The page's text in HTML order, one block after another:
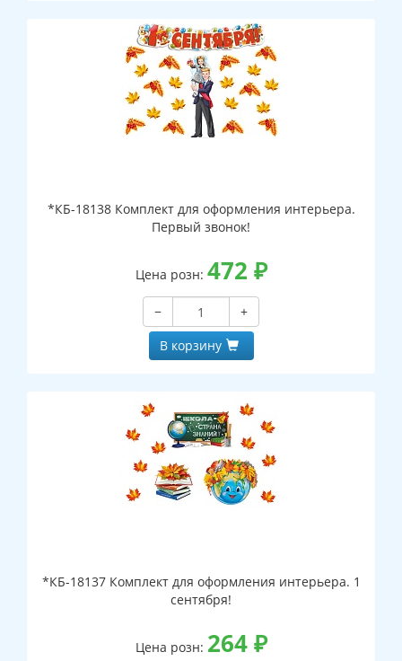
*КБ-18138 Комплект для оформления интерьера.
Первый звонок!
Цена розн: 472 ₽
−
+
В корзину
*КБ-18137 Комплект для оформления интерьера. 1
сентября!
Цена розн: 264₽